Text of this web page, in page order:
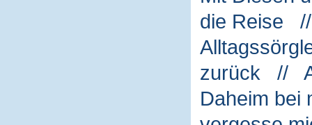
die Reise
zurück //
Daheim